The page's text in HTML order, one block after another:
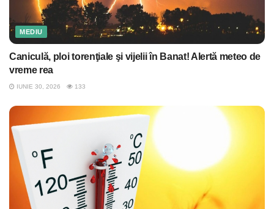
MEDIU
Caniculă, ploi torenţiale şi vijelii în Banat! Alertă meteo de
vreme rea
IUNIE 30, 2026 133